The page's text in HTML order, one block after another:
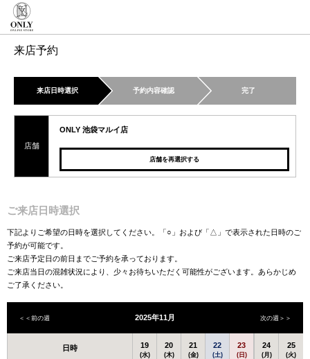
来店予約
来店日時選択 予約内容確認 完了
店舗
ONLY 池袋マルイ店
店舗を再選択する
ご来店日時選択
下記よりご希望の日時を選択してください。「○」および「△」で表示された日時のご
予約が可能です。
ご来店予定日の前日までご予約を承っております。
ご来店当日の混雑状況により、少々お待ちいただく可能性がございます。あらかじめ
ご了承ください。
＜＜前の週 2025年11月 次の週＞＞
日時 19
(水)
20
(木)
21
(金)
22
(土)
23
(日)
24
(月)
25
(火)